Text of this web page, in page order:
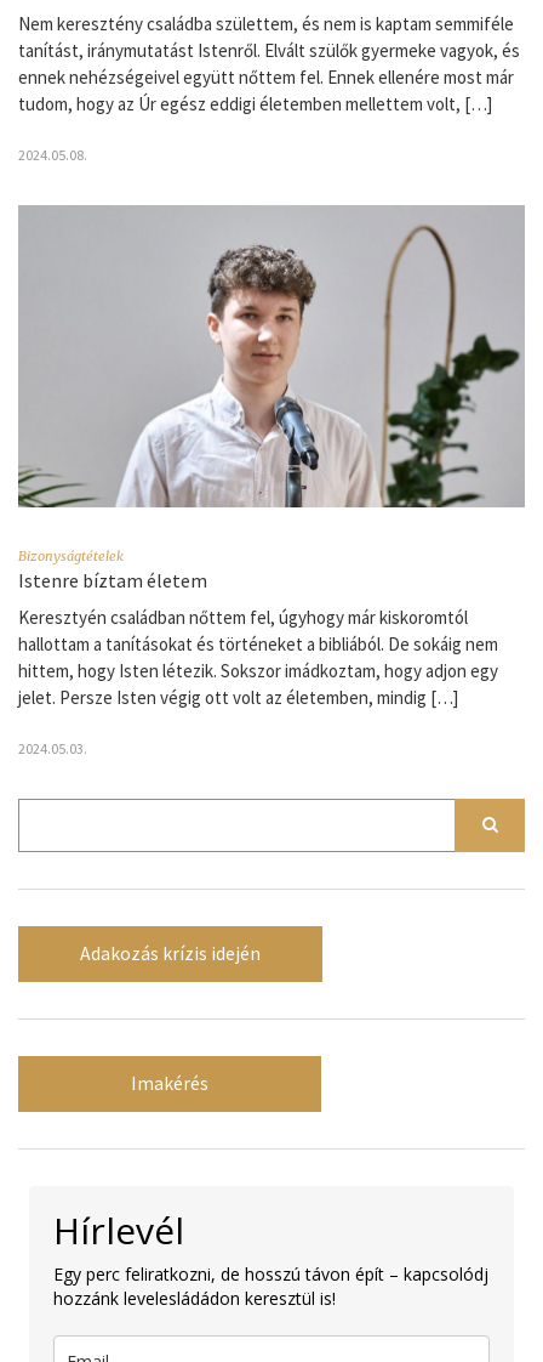
Nem keresztény családba születtem, és nem is kaptam semmiféle
tanítást, iránymutatást Istenről. Elvált szülők gyermeke vagyok, és
ennek nehézségeivel együtt nőttem fel. Ennek ellenére most már
tudom, hogy az Úr egész eddigi életemben mellettem volt, […]
2024.05.08.
Bizonyságtételek
Istenre bíztam életem
Keresztyén családban nőttem fel, úgyhogy már kiskoromtól
hallottam a tanításokat és történeket a bibliából. De sokáig nem
hittem, hogy Isten létezik. Sokszor imádkoztam, hogy adjon egy
jelet. Persze Isten végig ott volt az életemben, mindig […]
2024.05.03.
Adakozás krízis idején
Imakérés
Hírlevél
Egy perc feliratkozni, de hosszú távon épít – kapcsolódj
hozzánk levelesládádon keresztül is!